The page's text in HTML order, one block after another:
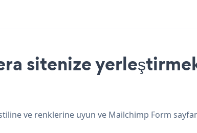
sitenize
ve renklerine uyun ve Mailchimp Form